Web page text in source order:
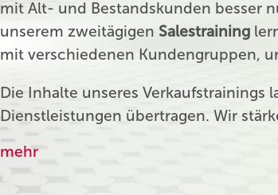
mit Alt- und Bestandskunden besser
unserem zweitägigenSalestraining
mit verschiedenen Kundengruppen,
Die Inhalte unseres Verkaufstrainings
Dienstleistungen übertragen. Wir
mehr